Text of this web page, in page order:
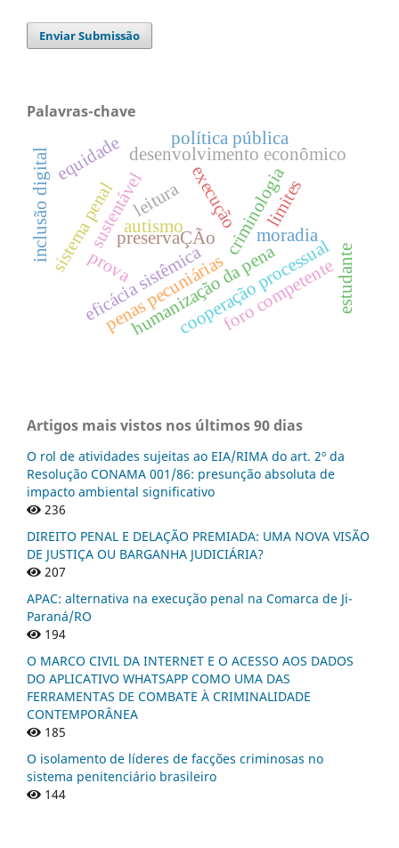
Enviar Submissão
Palavras-chave
penas pecuniárias
preservaÇÃo criminologia
desenvolvimento econômico
sustentávelleitura
humanização da pena
moradia
execução
cooperação processual
foro competente
eficácia sistêmica
sistema penal
equidade
inclusão digital limites
prova estudante
política pública
autismo
Artigos mais vistos nos últimos 90 dias
O rol de atividades sujeitas ao EIA/RIMA do art. 2º da
Resolução CONAMA 001/86: presunção absoluta de
impacto ambiental significativo
236
DIREITO PENAL E DELAÇÃO PREMIADA: UMA NOVA VISÃO
DE JUSTIÇA OU BARGANHA JUDICIÁRIA?
207
APAC: alternativa na execução penal na Comarca de Ji-
Paraná/RO
194
O MARCO CIVIL DA INTERNET E O ACESSO AOS DADOS
DO APLICATIVO WHATSAPP COMO UMA DAS
FERRAMENTAS DE COMBATE À CRIMINALIDADE
CONTEMPORÂNEA
185
O isolamento de líderes de facções criminosas no
sistema penitenciário brasileiro
144